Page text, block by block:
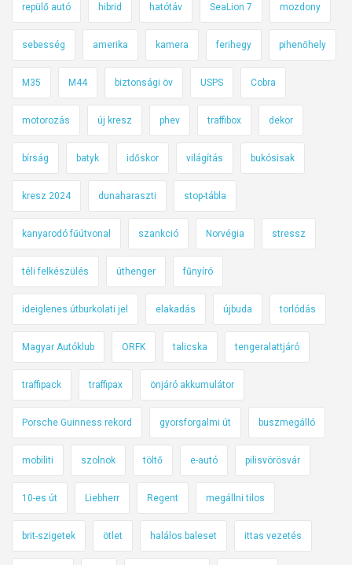
repülő autó hibrid hatótáv SeaLion 7 mozdony
sebesség amerika kamera ferihegy pihenőhely
M35 M44 biztonsági öv USPS Cobra
motorozás új kresz phev traffibox dekor
bírság batyk időskor világítás bukósisak
kresz 2024 dunaharaszti stop-tábla
kanyarodó fűútvonal szankció Norvégia stressz
téli felkészülés úthenger fűnyíró
ideiglenes útburkolati jel elakadás újbuda torlódás
Magyar Autóklub ORFK talicska tengeralattjáró
traffipack traffipax önjáró akkumulátor
Porsche Guinness rekord gyorsforgalmi út buszmegálló
mobiliti szolnok töltő e-autó pilisvörösvár
10-es út Liebherr Regent megállni tilos
brit-szigetek ötlet halálos baleset ittas vezetés